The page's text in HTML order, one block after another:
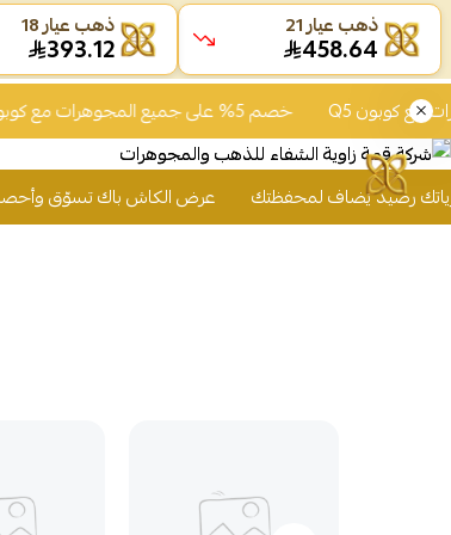
خصم 5% على جميع المجوهرات مع كوبون Q5
عرض الكاش باك تسوّق وأحصل على 2% من قيمة مشترياتك رصيد يُضاف لمحفظتك
ذهب عيار 21
458.6
ذهب عيار 18
393.15